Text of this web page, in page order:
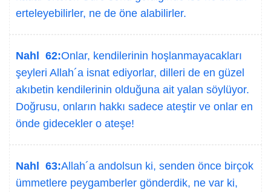
erteleyebilirler, ne de öne alabilirler.
Nahl 62:Onlar, kendilerinin hoşlanmayacakları
şeyleri Allah´a isnat ediyorlar, dilleri de en güzel
akıbetin kendilerinin olduğuna ait yalan söylüyor.
Doğrusu, onların hakkı sadece ateştir ve onlar en
önde gidecekler o ateşe!
Nahl 63:Allah´a andolsun ki, senden önce birçok
ümmetlere peygamberler gönderdik, ne var ki,